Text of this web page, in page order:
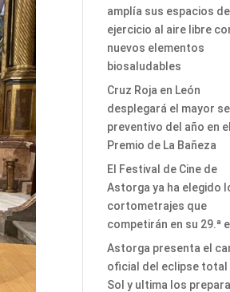
amplía sus espacios de
ejercicio al aire libre
nuevos elementos
biosaludables
Cruz Roja en León
desplegará el mayor
preventivo del año en
Premio de La Bañeza
El Festival de Cine de
Astorga ya ha elegido
cortometrajes que
competirán en su 29.ª
Astorga presenta el
oficial del eclipse total
Sol y ultima los